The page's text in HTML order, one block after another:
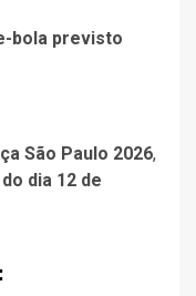
bola previsto
São Paulo 2026,
dia 12 de